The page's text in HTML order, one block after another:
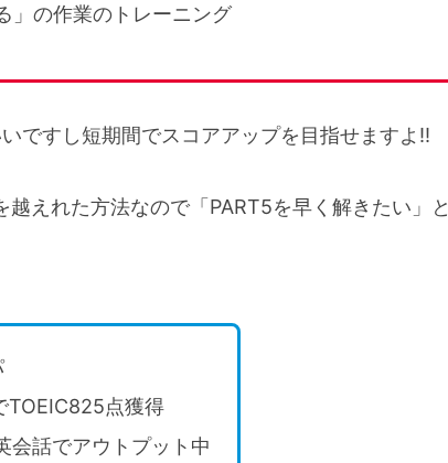
」の作業のトレーニング
ですし短期間でスコアアップを目指せますよ‼︎
えれた方法なので「PART5を早く解きたい」と
TOEIC825点獲得
会話でアウトプット中